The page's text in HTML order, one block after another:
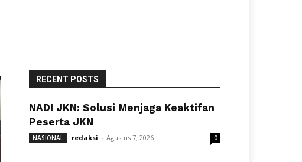
RECENT POSTS
NADI JKN: Solusi Menjaga Keaktifan
Peserta JKN
NASIONAL redaksi - Agustus 7, 2026 0